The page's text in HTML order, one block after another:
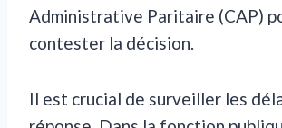
Administrative Paritaire (CAP)
contester la décision.
Il est crucial de surveiller les